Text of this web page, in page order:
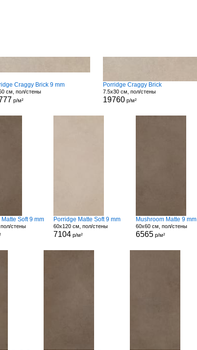
Craggy Brick 9 mm
см, пол/стены
р/м²
Porridge Craggy Brick
7.5x30 см, пол/стены
19760р/м²
Soft 9 mm
стены
Porridge Matte Soft 9 mm
60x120 см, пол/стены
7104 р/м²
Mushroom Matte 9 mm
60x60 см, пол/стены
6565 р/м²